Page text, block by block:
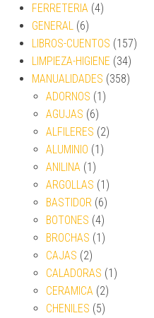
FERRETERIA (4)
GENERAL (6)
LIBROS-CUENTOS (157)
LIMPIEZA-HIGIENE (34)
MANUALIDADES (358)
ADORNOS (1)
AGUJAS (6)
ALFILERES (2)
ALUMINIO (1)
ANILINA (1)
ARGOLLAS (1)
BASTIDOR (6)
BOTONES (4)
BROCHAS (1)
CAJAS (2)
CALADORAS (1)
CERAMICA (2)
CHENILES (5)